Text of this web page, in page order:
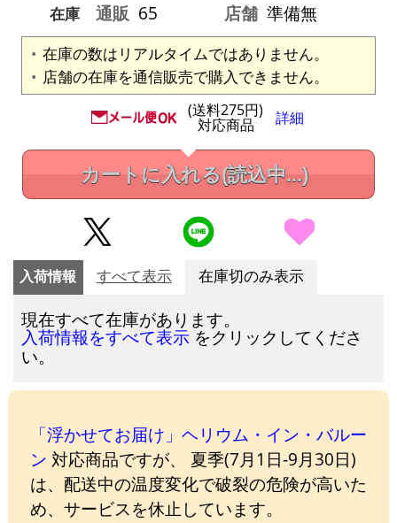
在庫
通販 65 店舗 準備無
在庫の数はリアルタイムではありません。
店舗の在庫を通信販売で購入できません。
(送料275円)
対応商品 詳細
カートに入れる(読込中...)
入荷情報 すべて表示 在庫切のみ表示
現在すべて在庫があります。
入荷情報をすべて表示 をクリックしてくださ
い。
「浮かせてお届け」ヘリウム・イン・バルー
ン 対応商品ですが、 夏季(7月1日-9月30日)
は、配送中の温度変化で破裂の危険が高いた
め、サービスを休止しています。